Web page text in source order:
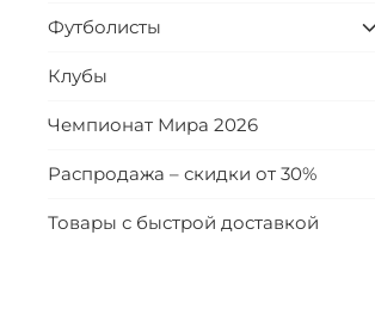
Футболисты
Клубы
Чемпионат Мира 2026
Распродажа – скидки от 30%
Товары с быстрой доставкой